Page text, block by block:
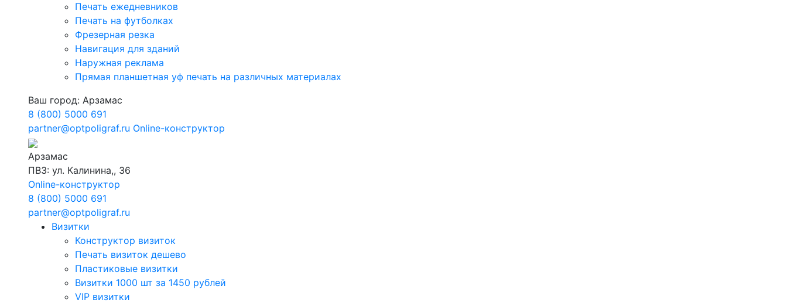
Печать ежедневников
Печать на футболках
Фрезерная резка
Навигация для зданий
Наружная реклама
Прямая планшетная уф печать на различных материалах
Ваш город: Арзамас
8 (800) 5000 691
partner@optpoligraf.ru Online-конструктор
Арзамас
ПВЗ: ул. Калинина,, 36
Online-конструктор
8 (800) 5000 691
partner@optpoligraf.ru
Визитки
Конструктор визиток
Печать визиток дешево
Пластиковые визитки
Визитки 1000 шт за 1450 рублей
VIP визитки